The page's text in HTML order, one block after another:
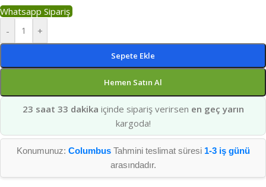
Whatsapp Sipariş
-
+
Sepete Ekle
Hemen Satın Al
23 saat 33 dakika içinde sipariş verirsen en geç yarın
kargoda!
Konumunuz: ColumbusTahmini teslimat süresi 1-3 iş günü
arasındadır.